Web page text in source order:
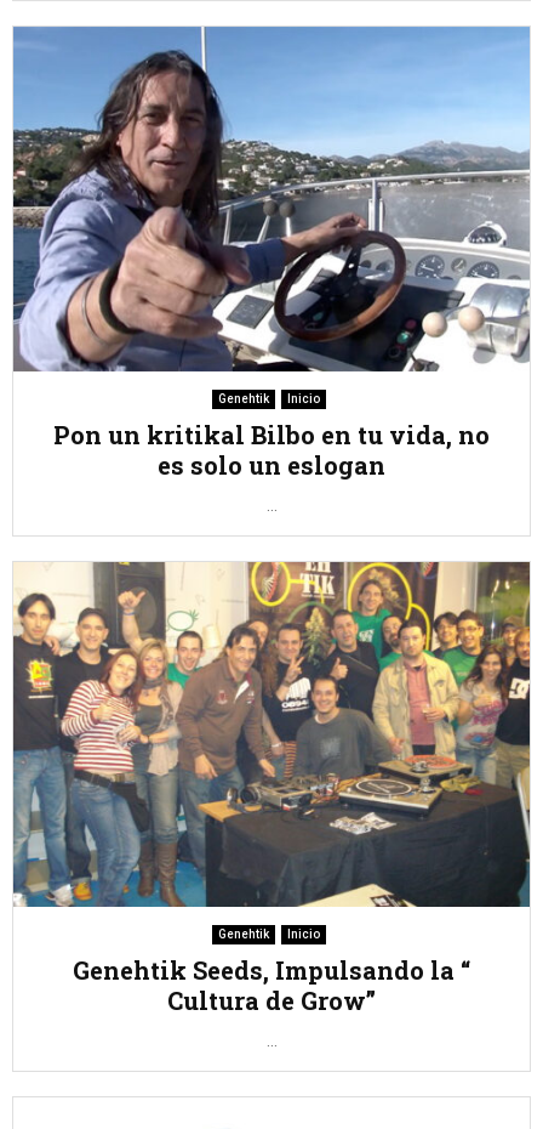
Genehtik Inicio
Pon un kritikal Bilbo en tu vida, no
es solo un eslogan
Genehtik Inicio
Genehtik Seeds, Impulsando la “
Cultura de Grow”